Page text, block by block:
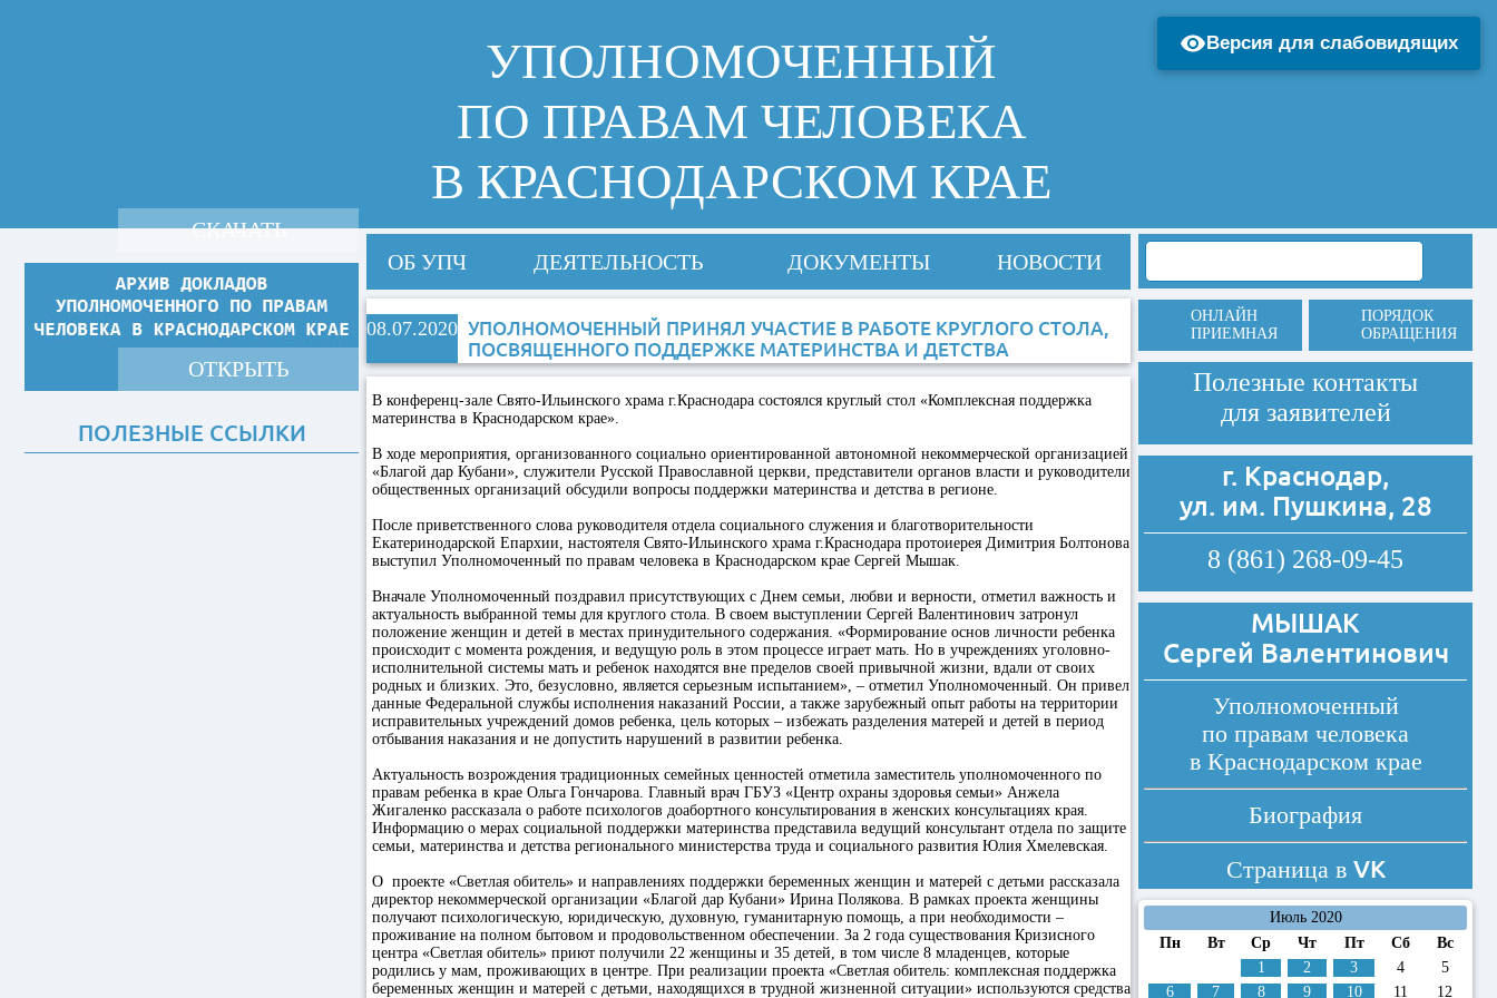
УПОЛНОМОЧЕННЫЙ
ПО ПРАВАМ ЧЕЛОВЕКА
В КРАСНОДАРСКОМ КРАЕ
ОБ УПЧ ДЕЯТЕЛЬНОСТЬ ДОКУМЕНТЫ НОВОСТИ
08.07.2020 УПОЛНОМОЧЕННЫЙ ПРИНЯЛ УЧАСТИЕ В РАБОТЕ КРУГЛОГО СТОЛА,
ПОСВЯЩЕННОГО ПОДДЕРЖКЕ МАТЕРИНСТВА И ДЕТСТВА
В конференц-зале Свято-Ильинского храма г.Краснодара состоялся круглый стол «Комплексная поддержка
материнства в Краснодарском крае».
В ходе мероприятия, организованного социально ориентированной автономной некоммерческой организацией
«Благой дар Кубани», служители Русской Православной церкви, представители органов власти и руководители
общественных организаций обсудили вопросы поддержки материнства и детства в регионе.
После приветственного слова руководителя отдела социального служения и благотворительности
Екатеринодарской Епархии, настоятеля Свято-Ильинского храма г.Краснодара протоиерея Димитрия Болтонова
выступил Уполномоченный по правам человека в Краснодарском крае Сергей Мышак.
Вначале Уполномоченный поздравил присутствующих с Днем семьи, любви и верности, отметил важность и
актуальность выбранной темы для круглого стола. В своем выступлении Сергей Валентинович затронул
положение женщин и детей в местах принудительного содержания. «Формирование основ личности ребенка
происходит с момента рождения, и ведущую роль в этом процессе играет мать. Но в учреждениях уголовно-
исполнительной системы мать и ребенок находятся вне пределов своей привычной жизни, вдали от своих
родных и близких. Это, безусловно, является серьезным испытанием», – отметил Уполномоченный. Он привел
данные Федеральной службы исполнения наказаний России, а также зарубежный опыт работы на территории
исправительных учреждений домов ребенка, цель которых – избежать разделения матерей и детей в период
отбывания наказания и не допустить нарушений в развитии ребенка.
Актуальность возрождения традиционных семейных ценностей отметила заместитель уполномоченного по
правам ребенка в крае Ольга Гончарова. Главный врач ГБУЗ «Центр охраны здоровья семьи» Анжела
Жигаленко рассказала о работе психологов доабортного консультирования в женских консультациях края.
Информацию о мерах социальной поддержки материнства представила ведущий консультант отдела по защите
семьи, материнства и детства регионального министерства труда и социального развития Юлия Хмелевская.
О проекте «Светлая обитель» и направлениях поддержки беременных женщин и матерей с детьми рассказала
директор некоммерческой организации «Благой дар Кубани» Ирина Полякова. В рамках проекта женщины
получают психологическую, юридическую, духовную, гуманитарную помощь, а при необходимости –
проживание на полном бытовом и продовольственном обеспечении. За 2 года существования Кризисного
центра «Светлая обитель» приют получили 22 женщины и 35 детей, в том числе 8 младенцев, которые
родились у мам, проживающих в центре. При реализации проекта «Светлая обитель: комплексная поддержка
беременных женщин и матерей с детьми, находящихся в трудной жизненной ситуации» используются средства
СКАЧАТЬ
ОТКРЫТЬ
ПОЛЕЗНЫЕ ССЫЛКИ
ОНЛАЙН
ПРИЕМНАЯ
ПОРЯДОК
ОБРАЩЕНИЯ
Полезные контакты
для заявителей
г. Краснодар,
ул. им. Пушкина, 28
8 (861) 268-09-45
МЫШАК
Сергей Валентинович
Уполномоченный
по правам человека
в Краснодарском крае
Биография
Страница в VK
Июль 2020
Пн
Вт Ср Чт Пт Сб
Вс
1
2 3 4
5
6
7 8 9 10 11 12
Версия для слабовидящих